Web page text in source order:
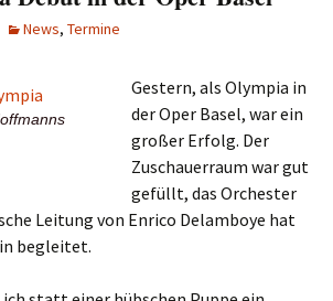
News, Termine
Gestern, als Olympia in
der Oper Basel, war ein
großer Erfolg. Der
Zuschauerraum war gut
gefüllt, das Orchester
Leitung von Enrico Delamboye hat
begleitet.